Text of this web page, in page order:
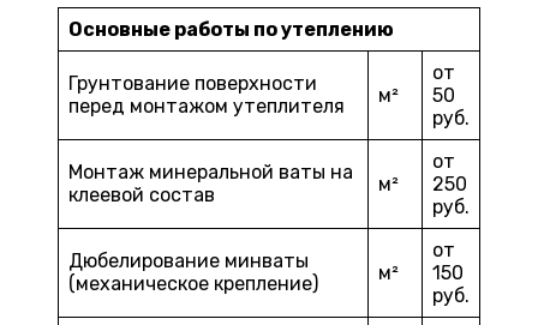
Основные работы по утеплению
Грунтование поверхности
перед монтажом утеплителя
м²
от
50
руб.
Монтаж минеральной ваты на
клеевой состав
м²
от
250
руб.
Дюбелирование минваты
(механическое крепление)
м²
от
150
руб.